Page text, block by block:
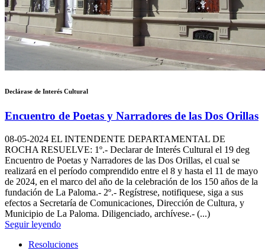
Declárase de Interés Cultural
Encuentro de Poetas y Narradores de las Dos Orillas
08-05-2024 EL INTENDENTE DEPARTAMENTAL DE
ROCHA RESUELVE: 1º.- Declarar de Interés Cultural el 19 deg
Encuentro de Poetas y Narradores de las Dos Orillas, el cual se
realizará en el período comprendido entre el 8 y hasta el 11 de mayo
de 2024, en el marco del año de la celebración de los 150 años de la
fundación de La Paloma.- 2º.- Regístrese, notifiquese, siga a sus
efectos a Secretaría de Comunicaciones, Dirección de Cultura, y
Municipio de La Paloma. Diligenciado, archívese.- (...)
Seguir leyendo
Resoluciones